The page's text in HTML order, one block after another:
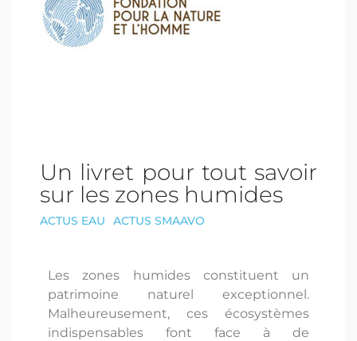
Un livret pour tout savoir
sur les zones humides
ACTUS EAU ACTUS SMAAVO
Les zones humides constituent un
patrimoine naturel exceptionnel.
Malheureusement, ces écosystèmes
indispensables font face à de